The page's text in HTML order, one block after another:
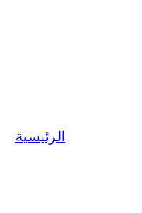
الرئيسية